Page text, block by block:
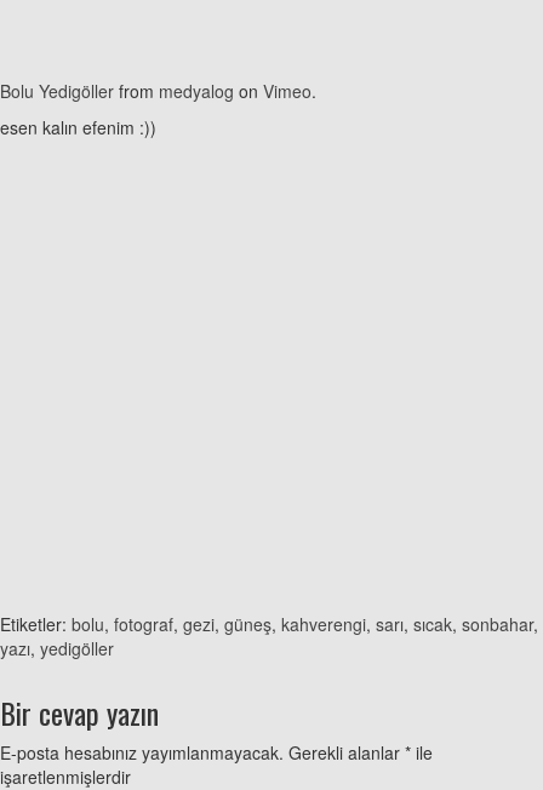
Bolu Yedigöller from medyalog on Vimeo.
esen kalın efenim :))
Etiketler: bolu, fotograf, gezi, güneş, kahverengi, sarı, sıcak, sonbahar,
yazı, yedigöller
Bir cevap yazın
E-posta hesabınız yayımlanmayacak. Gerekli alanlar * ile
işaretlenmişlerdir